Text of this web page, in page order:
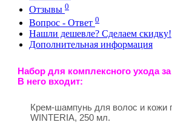
Отзывы 0
Вопрос - Ответ 0
Нашли дешевле? Сделаем скидку!
Дополнительная информация
Набор для комплексного ухода
В него входит:
Крем-шампунь для волос и кожи
WINTERIA, 250 мл.